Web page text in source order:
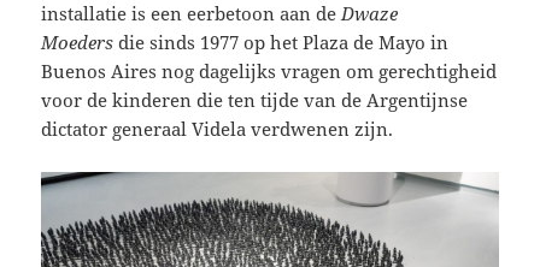
installatie is een eerbetoon aan deDwaze
Moeders die sinds 1977 op het Plaza de Mayo in
Buenos Aires nog dagelijks vragen om gerechtigheid
voor de kinderen die ten tijde van de Argentijnse
dictator generaal Videla verdwenen zijn.